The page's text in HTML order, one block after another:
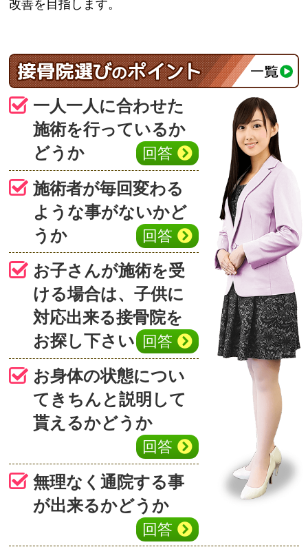
改善を目指します。
一人一人に合わせた
施術を行っているか
どうか
回答
施術者が毎回変わる
ような事がないかど
うか
回答
お子さんが施術を受
ける場合は、子供に
対応出来る接骨院を
お探し下さい 回答
お身体の状態につい
てきちんと説明して
貰えるかどうか
回答
無理なく通院する事
が出来るかどうか
回答